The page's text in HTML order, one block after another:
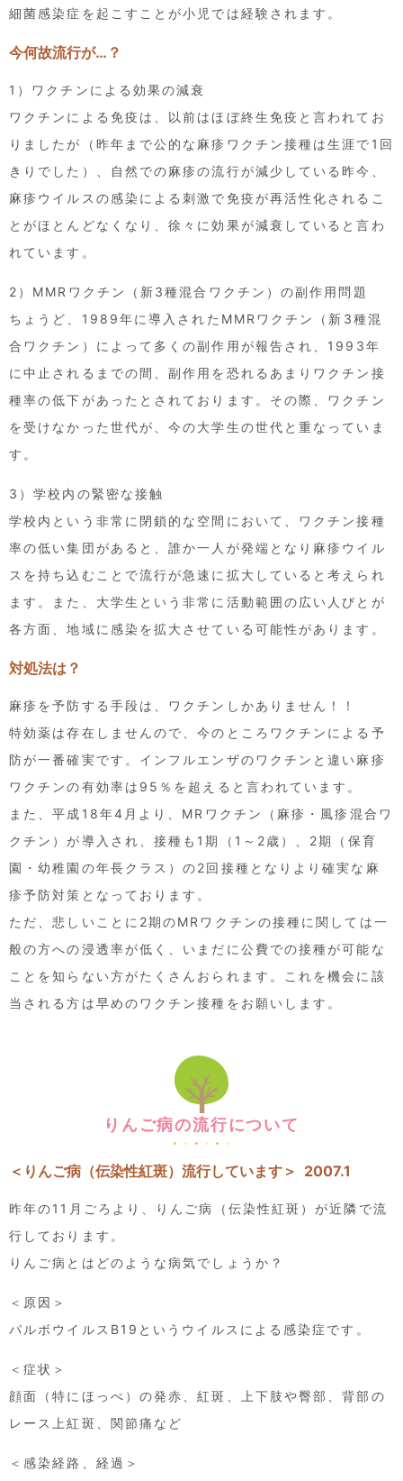
細菌感染症を起こすことが小児では経験されます。
今何故流行が…？
1）ワクチンによる効果の減衰
ワクチンによる免疫は、以前はほぼ終生免疫と言われてお
りましたが（昨年まで公的な麻疹ワクチン接種は生涯で1回
きりでした）、自然での麻疹の流行が減少している昨今、
麻疹ウイルスの感染による刺激で免疫が再活性化されるこ
とがほとんどなくなり、徐々に効果が減衰していると言わ
れています。
2）MMRワクチン（新3種混合ワクチン）の副作用問題
ちょうど、1989年に導入されたMMRワクチン（新3種混
合ワクチン）によって多くの副作用が報告され、1993年
に中止されるまでの間、副作用を恐れるあまりワクチン接
種率の低下があったとされております。その際、ワクチン
を受けなかった世代が、今の大学生の世代と重なっていま
す。
3）学校内の緊密な接触
学校内という非常に閉鎖的な空間において、ワクチン接種
率の低い集団があると、誰か一人が発端となり麻疹ウイル
スを持ち込むことで流行が急速に拡大していると考えられ
ます。また、大学生という非常に活動範囲の広い人びとが
各方面、地域に感染を拡大させている可能性があります。
対処法は？
麻疹を予防する手段は、ワクチンしかありません！！
特効薬は存在しませんので、今のところワクチンによる予
防が一番確実です。インフルエンザのワクチンと違い麻疹
ワクチンの有効率は95％を超えると言われています。
また、平成18年4月より、MRワクチン（麻疹・風疹混合ワ
クチン）が導入され、接種も1期（1～2歳）、2期（保育
園・幼稚園の年長クラス）の2回接種となりより確実な麻
疹予防対策となっております。
ただ、悲しいことに2期のMRワクチンの接種に関しては一
般の方への浸透率が低く、いまだに公費での接種が可能な
ことを知らない方がたくさんおられます。これを機会に該
当される方は早めのワクチン接種をお願いします。
りんご病の流行について
＜りんご病（伝染性紅斑）流行しています＞ 2007.1
昨年の11月ごろより、りんご病（伝染性紅斑）が近隣で流
行しております。
りんご病とはどのような病気でしょうか？
＜原因＞
パルボウイルスB19というウイルスによる感染症です。
＜症状＞
顔面（特にほっぺ）の発赤、紅斑、上下肢や臀部、背部の
レース上紅斑、関節痛など
＜感染経路、経過＞